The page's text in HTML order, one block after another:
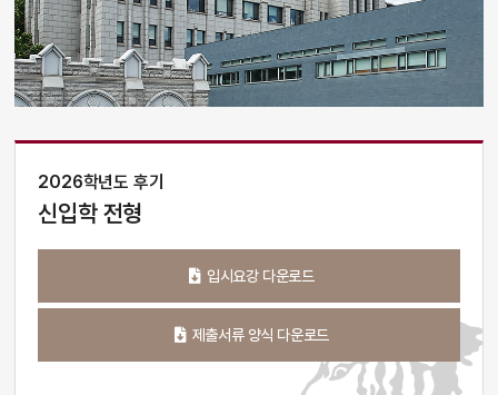
2026학년도 후기
신입학 전형
입시요강 다운로드
제출서류 양식 다운로드